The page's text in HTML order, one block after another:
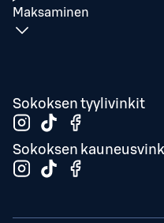
Maksaminen
Sokoksen tyylivinkit
Sokoksen